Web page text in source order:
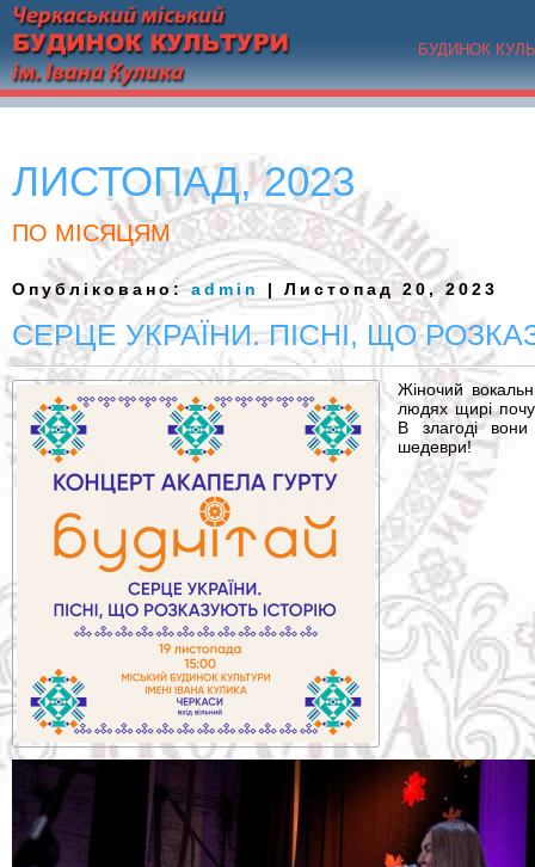
БУДИНОК
ЛИСТОПАД, 2023
ПО МІСЯЦЯМ
Опубліковано:admin | Листопад 20, 2023
СЕРЦЕ УКРАЇНИ. ПІСНІ, ЩО
Жіночий
людях щирі
В злагоді вони
шедеври!